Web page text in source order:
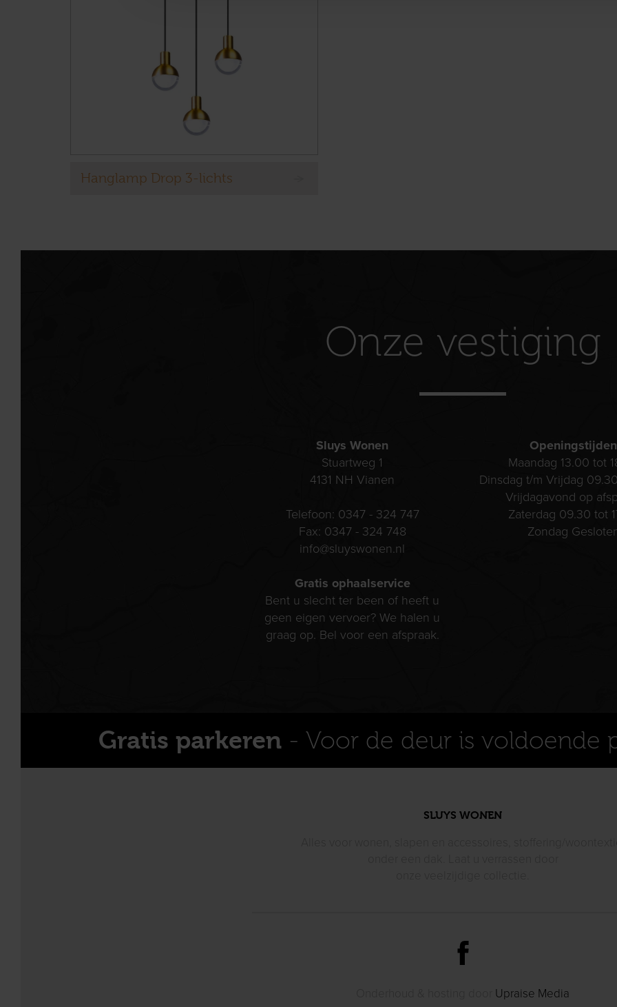
Hanglamp Drop 3-lichts
Onze vestiging
Sluys Wonen
Stuartweg 1
4131 NH Vianen
Telefoon: 0347 - 324 747
Fax: 0347 - 324 748
info@sluyswonen.nl
Gratis ophaalservice
Bent u slecht ter been of heeft u
geen eigen vervoer? We halen u
graag op. Bel voor een afspraak.
Openingstijden
Maandag 13.00 tot
Dinsdag t/m Vrijdag
Vrijdagavond op
Zaterdag 09.30 tot
Zondag
Gratis parkeren - Voor de deur is voldoende
SLUYS WONEN
Upraise Media